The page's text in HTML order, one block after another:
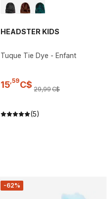
HEADSTER KIDS
Tuque Tie Dye - Enfant
15 59C$ 29,99C$
(5)
-62%